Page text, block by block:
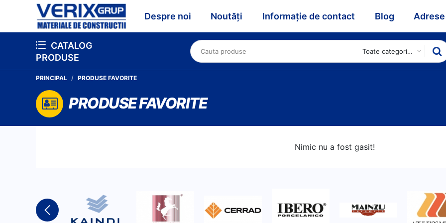
Despre noi Noutăți Informație de contact Blog Adrese
CATALOG
PRODUSE
Toate categoriile
PRINCIPAL PRODUSE FAVORITE
PRODUSE FAVORITE
Nimic nu a fost gasit!